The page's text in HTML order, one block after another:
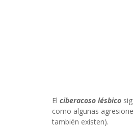
El ciberacoso lésbico
como algunas
también existen).